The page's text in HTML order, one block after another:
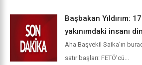
Başbakan Yıldırım:
yakınımdaki insanı
Aha Başvekil Saika’ın
satır başları: FETÖ’cü...